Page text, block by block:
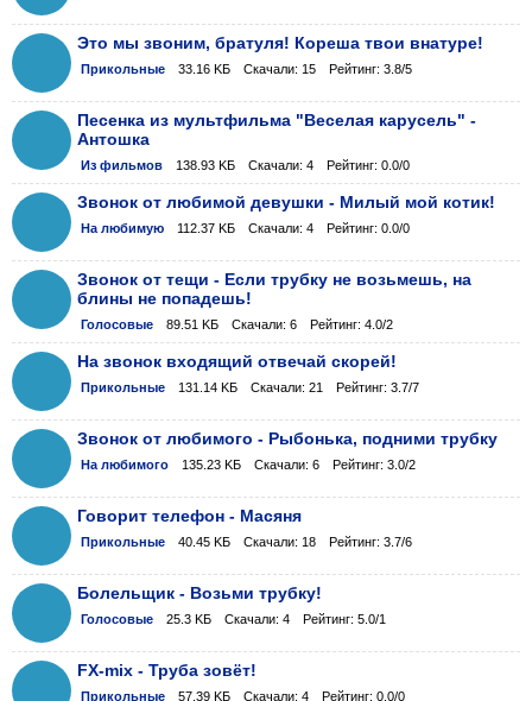
Это мы звоним, братуля! Кореша твои внатуре!
Прикольные 33.16 KБ Скачали: 15 Рейтинг: 3.8/5
Песенка из мультфильма "Веселая карусель" -
Антошка
Из фильмов 138.93 KБ Скачали: 4 Рейтинг: 0.0/0
Звонок от любимой девушки - Милый мой котик!
На любимую 112.37 KБ Скачали: 4 Рейтинг: 0.0/0
Звонок от тещи - Если трубку не возьмешь, на
блины не попадешь!
Голосовые 89.51 KБ Скачали: 6 Рейтинг: 4.0/2
На звонок входящий отвечай скорей!
Прикольные 131.14 KБ Скачали: 21 Рейтинг: 3.7/7
Звонок от любимого - Рыбонька, подними трубку
На любимого 135.23 KБ Скачали: 6 Рейтинг: 3.0/2
Говорит телефон - Масяня
Прикольные 40.45 KБ Скачали: 18 Рейтинг: 3.7/6
Болельщик - Возьми трубку!
Голосовые 25.3 KБ Скачали: 4 Рейтинг: 5.0/1
FX-mix - Труба зовёт!
Прикольные 57.39 KБ Скачали: 4 Рейтинг: 0.0/0